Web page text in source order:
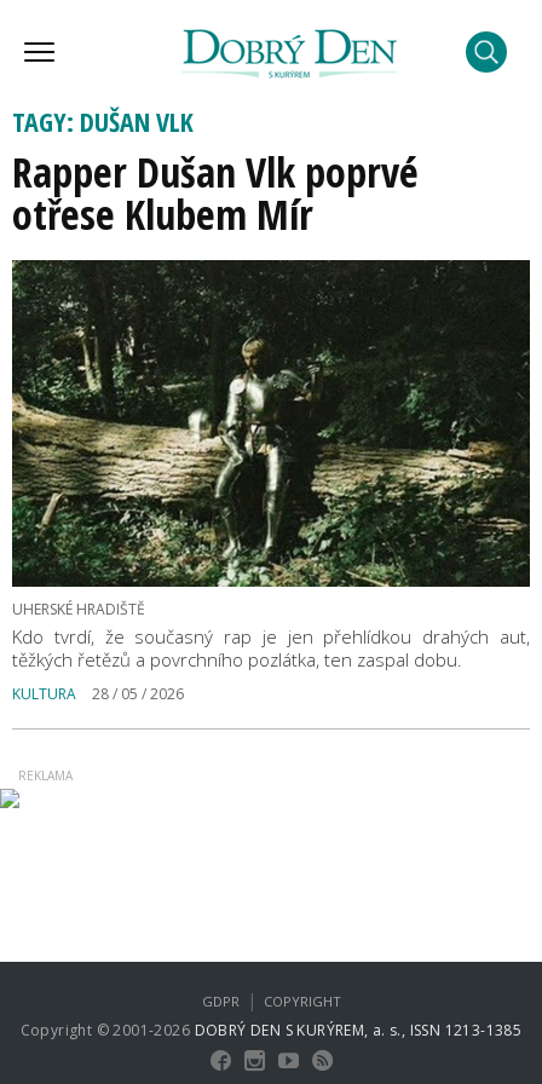
TAGY: DUŠAN VLK
Rapper Dušan Vlk poprvé
otřese Klubem Mír
UHERSKÉ HRADIŠTĚ
Kdo tvrdí, že současný rap je jen přehlídkou drahých aut,
těžkých řetězů a povrchního pozlátka, ten zaspal dobu.
KULTURA 28 / 05 / 2026
Copyright © 2001-2026 DOBRÝ DEN S KURÝREM, a. s., ISSN 1213-1385
GDPR | COPYRIGHT